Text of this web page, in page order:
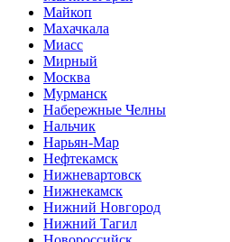
Майкоп
Махачкала
Миасс
Мирный
Москва
Мурманск
Набережные Челны
Нальчик
Нарьян-Мар
Нефтекамск
Нижневартовск
Нижнекамск
Нижний Новгород
Нижний Тагил